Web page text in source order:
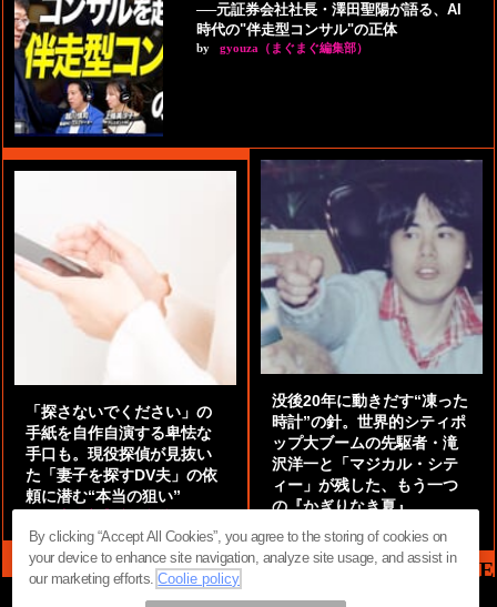
──元証券会社社長・澤田聖陽が語る、AI
時代の"伴走型コンサル"の正体
by gyouza（まぐまぐ編集部）
「探さないでください」の
手紙を自作自演する卑怯な
手口も。現役探偵が見抜い
た「妻子を探すDV夫」の依
頼に潜む“本当の狙い”
没後20年に動きだす“凍った
時計”の針。世界的シティポ
ップ大ブームの先駆者・滝
沢洋一と「マジカル・シテ
ィー」が残した、もう一つ
の『かぎりなき夏』
MAG2 NEWS HEADLINE
By clicking “Accept All Cookies”, you agree to the storing of cookies on
your device to enhance site navigation, analyze site usage, and assist in
our marketing efforts.Coolie policy